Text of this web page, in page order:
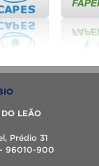
LEÃO
Prédio 31
- 96010-900